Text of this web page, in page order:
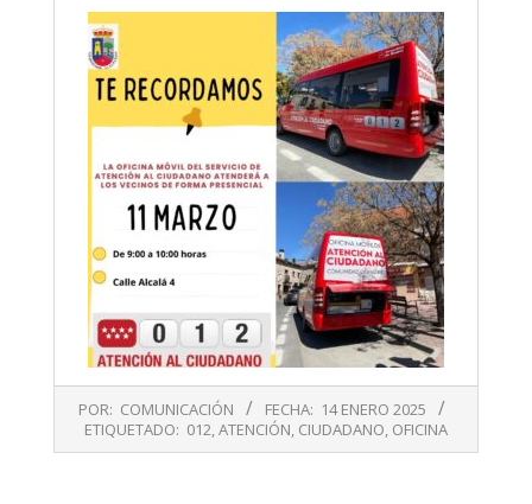
01-
14
POR: COMUNICACIÓN FECHA: 14 ENERO 2025
ETIQUETADO: 012,ATENCIÓN, CIUDADANO, OFICINA